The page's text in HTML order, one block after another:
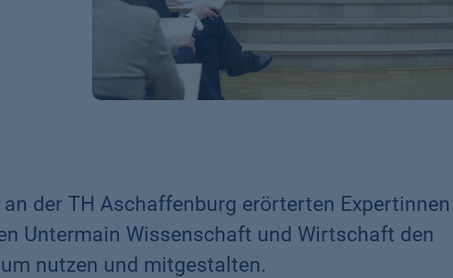
der TH Aschaffenburg erörterten
Untermain Wissenschaft und Wirtschaft den
nutzen und mitgestalten.